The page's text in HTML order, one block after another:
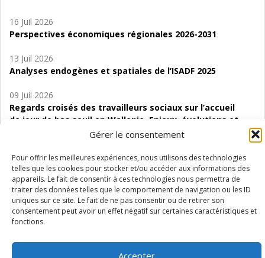
Gérer le consentement
Pour offrir les meilleures expériences, nous utilisons des technologies
telles que les cookies pour stocker et/ou accéder aux informations des
appareils. Le fait de consentir à ces technologies nous permettra de
traiter des données telles que le comportement de navigation ou les ID
uniques sur ce site. Le fait de ne pas consentir ou de retirer son
consentement peut avoir un effet négatif sur certaines caractéristiques et
fonctions.
Accepter
16 Juil 2026
Perspectives économiques régionales 2026-2031
13 Juil 2026
Analyses endogènes et spatiales de l’ISADF 2025
09 Juil 2026
Regards croisés des travailleurs sociaux sur l’accueil
de jour de bas seuil en Wallonie. Enjeux, évolutions et
06 Juil 2026
Étude d’évaluabilité des Structures
d’accompagnement à l’autocréation d’emploi (SAACE)
01 Juil 2026
Pénurie du personnel infirmier :quels indicateurs
Wallonie ?